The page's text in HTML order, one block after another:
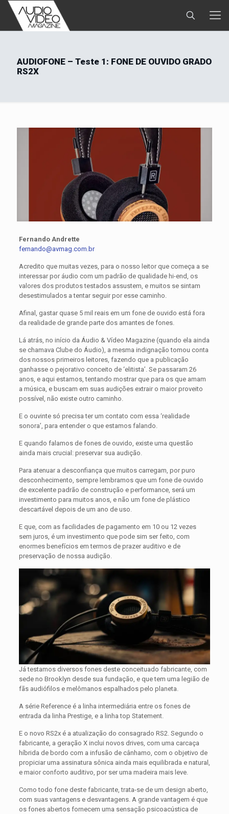
AUDIOFONE – Teste 1: FONE DE OUVIDO GRADO
RS2X
Fernando Andrette
fernando@avmag.com.br
Acredito que muitas vezes, para o nosso leitor que começa a se
interessar por áudio com um padrão de qualidade hi-end, os
valores dos produtos testados assustem, e muitos se sintam
desestimulados a tentar seguir por esse caminho.
Afinal, gastar quase 5 mil reais em um fone de ouvido está fora
da realidade de grande parte dos amantes de fones.
Lá atrás, no início da Áudio & Vídeo Magazine (quando ela ainda
se chamava Clube do Áudio), a mesma indignação tomou conta
dos nossos primeiros leitores, fazendo que a publicação
ganhasse o pejorativo conceito de ‘elitista’. Se passaram 26
anos, e aqui estamos, tentando mostrar que para os que amam
a música, e buscam em suas audições extrair o maior proveito
possível, não existe outro caminho.
E o ouvinte só precisa ter um contato com essa ‘realidade
sonora’, para entender o que estamos falando.
E quando falamos de fones de ouvido, existe uma questão
ainda mais crucial: preservar sua audição.
Para atenuar a desconfiança que muitos carregam, por puro
desconhecimento, sempre lembramos que um fone de ouvido
de excelente padrão de construção e performance, será um
investimento para muitos anos, e não um fone de plástico
descartável depois de um ano de uso.
E que, com as facilidades de pagamento em 10 ou 12 vezes
sem juros, é um investimento que pode sim ser feito, com
enormes benefícios em termos de prazer auditivo e de
preservação de nossa audição.
Já testamos diversos fones deste conceituado fabricante, com
sede no Brooklyn desde sua fundação, e que tem uma legião de
fãs audiófilos e melômanos espalhados pelo planeta.
A série Reference é a linha intermediária entre os fones de
entrada da linha Prestige, e a linha top Statement.
E o novo RS2x é a atualização do consagrado RS2. Segundo o
fabricante, a geração X inclui novos drives, com uma carcaça
híbrida de bordo com a infusão de cânhamo, com o objetivo de
propiciar uma assinatura sônica ainda mais equilibrada e natural,
e maior conforto auditivo, por ser uma madeira mais leve.
Como todo fone deste fabricante, trata-se de um design aberto,
com suas vantagens e desvantagens. A grande vantagem é que
os fones abertos fornecem uma sensação psicoacústica de